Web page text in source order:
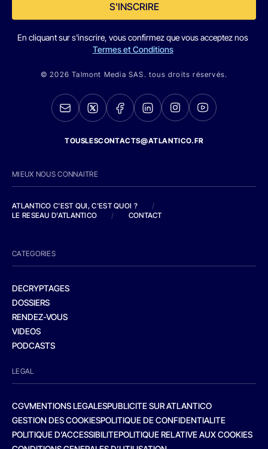
S'INSCRIRE
En cliquant sur s'inscrire, vous confirmez que vous acceptez nos
Termes et Conditions
© 2026 Talmont Media SAS. tous droits réservés.
TOUSLESCONTACTS@ATLANTICO.FR
MIEUX NOUS CONNAITRE
ATLANTICO C'EST QUI, C'EST QUOI ?
/
LE RESEAU D'ATLANTICO
/ CONTACT
CATEGORIES
DECRYPTAGES
DOSSIERS
RENDEZ-VOUS
VIDEOS
PODCASTS
LEGAL
CGVMENTIONS LEGALESPUBLICITE SUR ATLANTICO
GESTION DES COOKIESPOLITIQUE DE CONFIDENTIALITE
POLITIQUE D’ACCESSIBILITEPOLITIQUE RELATIVE AUX COOKIES